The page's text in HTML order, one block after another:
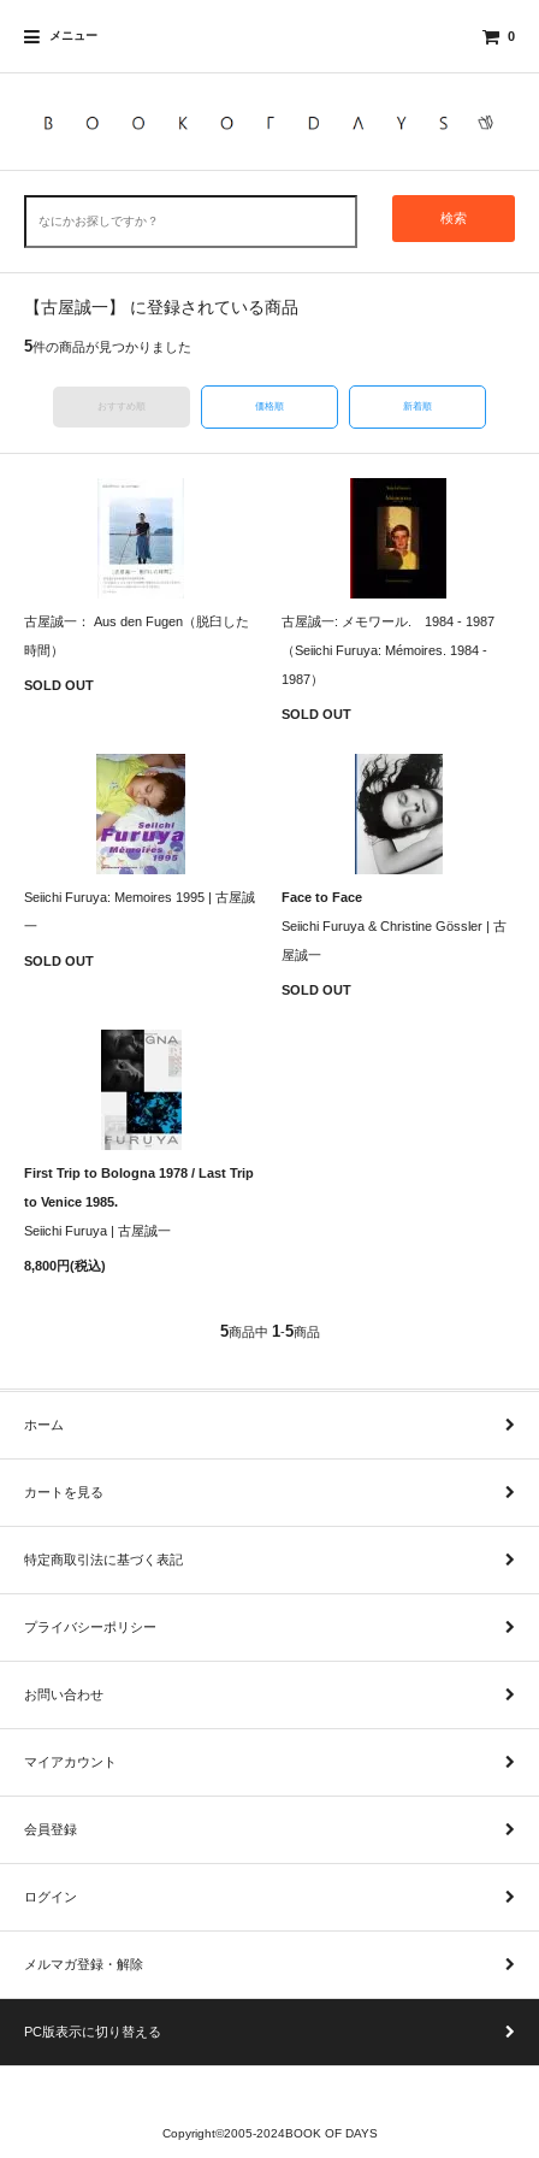
メニュー 0
検索
【古屋誠一】 に登録されている商品
5件の商品が見つかりました
おすすめ順 価格順 新着順
古屋誠一： Aus den Fugen（脱臼した
時間）
SOLD OUT
古屋誠一: メモワール. 1984 - 1987
（Seiichi Furuya: Mémoires. 1984 -
1987）
SOLD OUT
Seiichi Furuya: Memoires 1995 | 古屋誠
一
SOLD OUT
Face to Face
Seiichi Furuya & Christine Gössler | 古
屋誠一
SOLD OUT
First Trip to Bologna 1978 / Last Trip
to Venice 1985.
Seiichi Furuya | 古屋誠一
8,800円(税込)
5商品中 1-5商品
ホーム
カートを見る
特定商取引法に基づく表記
プライバシーポリシー
お問い合わせ
マイアカウント
会員登録
ログイン
メルマガ登録・解除
PC版表示に切り替える
Copyright©2005-2024BOOK OF DAYS